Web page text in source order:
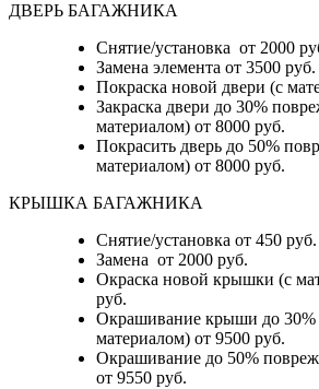
ДВЕРЬ БАГАЖНИКА
Снятие/установка от 2000
Замена элемента от 3500 руб.
Покраска новой двери (с
Закраска двери до 30%
материалом) от 8000 руб.
Покрасить дверь до 50%
материалом) от 8000 руб.
КРЫШКА БАГАЖНИКА
Снятие/установка от 450 руб.
Замена от 2000 руб.
Окраска новой крышки (с
руб.
Окрашивание крыши до 30%
материалом) от 9500 руб.
Окрашивание до 50%
от 9550 руб.